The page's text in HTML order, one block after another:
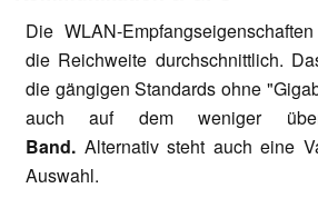
Die WLAN-
die Reichweite durchschnittlich.
die gängigen Standards ohne
auch auf dem weniger
Band. Alternativ steht auch eine
Auswahl.